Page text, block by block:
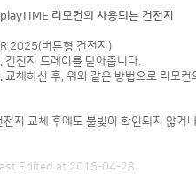
playTIME 리모컨의 사용되는 건전지
2025(버튼형 건전지)
건전지 트레이를 닫아줍니다.
교체하신 후, 위와 같은 방법으로 리모
전지 교체 후에도 불빛이 확인되지 않거
Edited at 2015-04-28